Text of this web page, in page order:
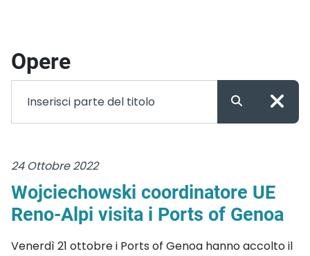
Opere
24 Ottobre 2022
Wojciechowski coordinatore UE
Reno-Alpi visita i Ports of Genoa
Venerdì 21 ottobre i Ports of Genoa hanno accolto il